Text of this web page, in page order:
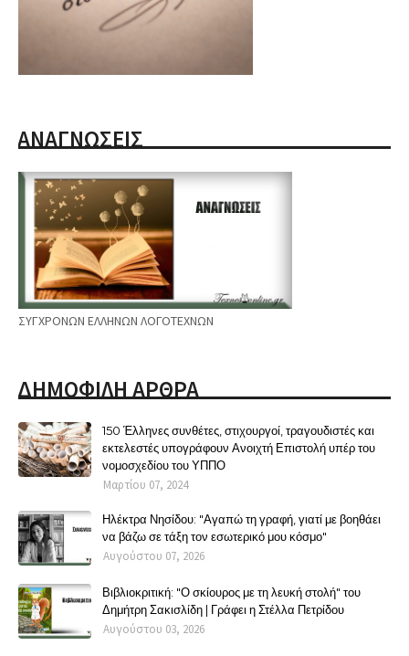
ΑΝΑΓΝΩΣΕΙΣ
ΣΥΓΧΡΟΝΩΝ ΕΛΛΗΝΩΝ ΛΟΓΟΤΕΧΝΩΝ
ΔΗΜΟΦΙΛΗ ΑΡΘΡΑ
150 Έλληνες συνθέτες, στιχουργοί, τραγουδιστές και
εκτελεστές υπογράφουν Ανοιχτή Επιστολή υπέρ του
νομοσχεδίου του ΥΠΠΟ
Μαρτίου 07, 2024
Ηλέκτρα Νησίδου: "Αγαπώ τη γραφή, γιατί με βοηθάει
να βάζω σε τάξη τον εσωτερικό μου κόσμο"
Αυγούστου 07, 2026
Βιβλιοκριτική: "Ο σκίουρος με τη λευκή στολή" του
Δημήτρη Σακισλίδη | Γράφει η Στέλλα Πετρίδου
Αυγούστου 03, 2026